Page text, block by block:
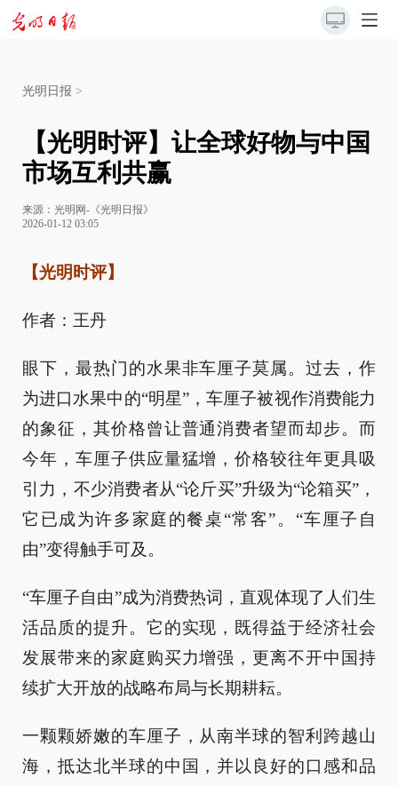
光明日报 >
【光明时评】让全球好物与中国
市场互利共赢
来源： 光明网-《光明日报》
2026-01-12 03:05
【光明时评】
作者：王丹
眼下，最热门的水果非车厘子莫属。过去，作
为进口水果中的“明星”，车厘子被视作消费能力
的象征，其价格曾让普通消费者望而却步。而
今年，车厘子供应量猛增，价格较往年更具吸
引力，不少消费者从“论斤买”升级为“论箱买”，
它已成为许多家庭的餐桌“常客”。“车厘子自
由”变得触手可及。
“车厘子自由”成为消费热词，直观体现了人们生
活品质的提升。它的实现，既得益于经济社会
发展带来的家庭购买力增强，更离不开中国持
续扩大开放的战略布局与长期耕耘。
一颗颗娇嫩的车厘子，从南半球的智利跨越山
海，抵达北半球的中国，并以良好的口感和品